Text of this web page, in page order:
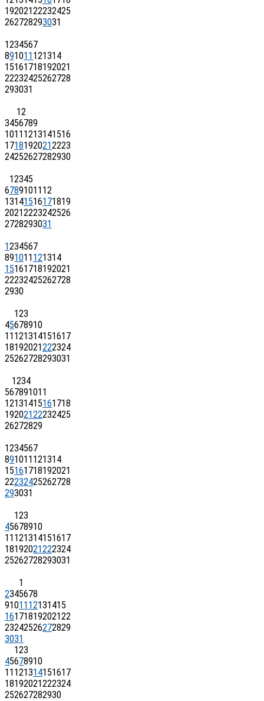
19202122232425
262728293031
1234567
891011121314
15161718192021
22232425262728
293031
12
3456789
10111213141516
17181920212223
24252627282930
12345
6789101112
13141516171819
20212223242526
2728293031
1234567
891011121314
15161718192021
22232425262728
2930
123
45678910
11121314151617
18192021222324
25262728293031
1234
567891011
12131415161718
19202122232425
26272829
1234567
891011121314
15161718192021
22232425262728
293031
123
45678910
11121314151617
18192021222324
25262728293031
1
2345678
9101112131415
16171819202122
23242526272829
3031
123
45678910
11121314151617
18192021222324
252627282930